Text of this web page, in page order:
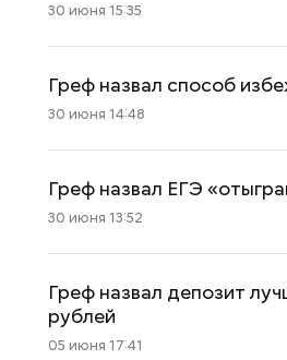
30 июня 15:35
Греф назвал способ
30 июня 14:48
Греф назвал ЕГЭ
30 июня 13:52
Греф назвал депозит
рублей
05 июня 17:41